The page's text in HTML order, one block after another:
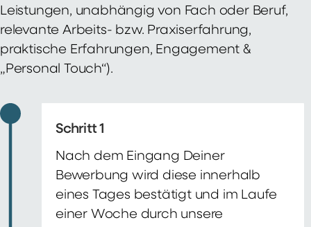
Leistungen, unabhängig von Fach oder Beruf,
relevante Arbeits- bzw. Praxiserfahrung,
praktische Erfahrungen, Engagement &
„Personal Touch“).
Schritt 1
Nach dem Eingang Deiner
Bewerbung wird diese innerhalb
eines Tages bestätigt und im Laufe
einer Woche durch unsere